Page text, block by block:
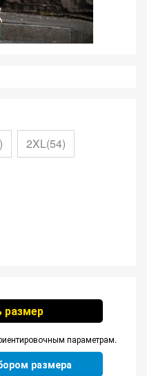
2XL(54)
размер
параметрам.
размера